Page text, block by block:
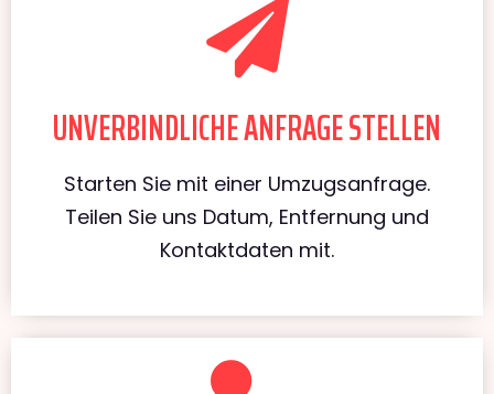
UNVERBINDLICHE ANFRAGE STELLEN
Starten Sie mit einer Umzugsanfrage.
Teilen Sie uns Datum, Entfernung und
Kontaktdaten mit.